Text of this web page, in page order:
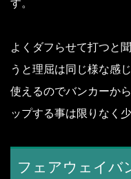
す。
よくダフらせて打つと
うと理屈は同じ様な感
使えるのでバンカーか
ップする事は限りなく
フェアウェイバ